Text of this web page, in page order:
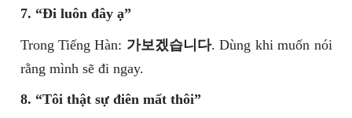
7. “Đi luôn đây ạ”
Trong Tiếng Hàn: 가보겠습니다. Dùng khi muốn nói
rằng mình sẽ đi ngay.
8. “Tôi thật sự điên mất thôi”